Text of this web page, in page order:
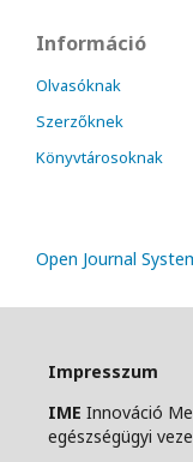
Információ
Olvasóknak
Szerzőknek
Könyvtárosoknak
Open Journal
Impresszum
IME Innováció
egészségügyi